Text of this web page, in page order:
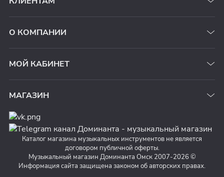
О КОМПАНИИ
МОЙ КАБИНЕТ
МАГАЗИН
Каталог магазина музыкальных инструментов не является
договором публичной оферты.
Музыкальный магазин Доминанта Омск 2007-2026 ©
Информация сайта защищена законом об авторских правах.